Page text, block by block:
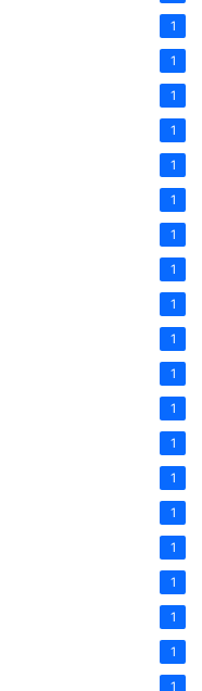
1
1
1
1
1
1
1
1
1
1
1
1
1
1
1
1
1
1
1
1